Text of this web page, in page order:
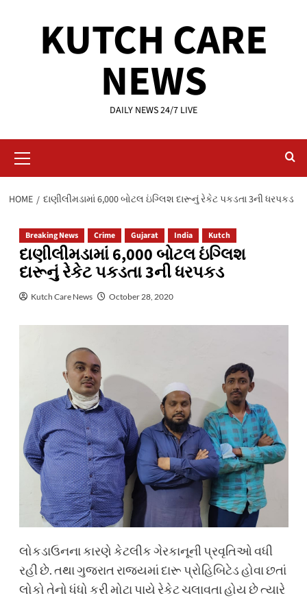
KUTCH CARE
NEWS
DAILY NEWS 24/7 LIVE
Menu
HOME દાણીલીમડામાં 6,000 બોટલ ઇંગ્લિશ દારૂનું રેકેટ પકડતા 3ની ધરપકડ
Breaking News Crime Gujarat India Kutch
દાણીલીમડામાં 6,000 બોટલ ઇંગ્લિશ
દારૂનું રેકેટ પકડતા 3ની ધરપકડ
Kutch Care News October 28, 2020
લોકડાઉનના કારણે કેટલીક ગેરકાનૂની પ્રવૃતિઓ વધી
રહી છે. તથા ગુજરાત રાજયમાં દારૂ પ્રોહિબિટેડ હોવા છતાં
લોકો તેનો ધંધો કરી મોટા પાયે રેકેટ ચલાવતા હોય છે ત્યારે